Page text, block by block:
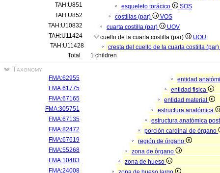
TAH:U851
esqueleto torácico
SOS
TAH:U852
costillas (par)
VOS
TAH:U10832
cuarta costilla (par)
UOV
TAH:U11424
cuello de la cuarta costilla (par)
UOU
TAH:U11428
cresta del cuello de la cuarta costilla (par)
Total
1 children
Taxonomy
FMA:62955
entidad
FMA:61775
entidad fisica
FMA:67165
entidad material
FMA:305751
estructura anatómica
FMA:67135
estructura anatómica
FMA:82472
porción cardinal de órgano
FMA:67619
región de órgano
FMA:55268
zona de órgano
FMA:10483
zona de hueso
FMA:24008